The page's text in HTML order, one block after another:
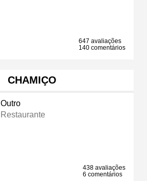
647 avaliações
140 comentários
CHAMIÇO
Outro
Restaurante
438 avaliações
6 comentários